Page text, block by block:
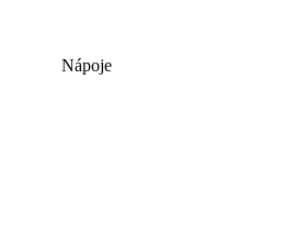
Nápoje